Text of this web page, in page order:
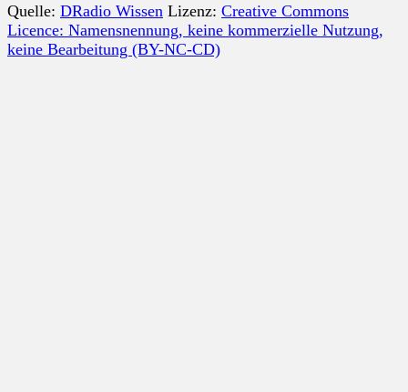
Quelle: DRadio Wissen Lizenz: Creative Commons
Licence: Namensnennung, keine kommerzielle Nutzung,
keine Bearbeitung (BY-NC-CD)